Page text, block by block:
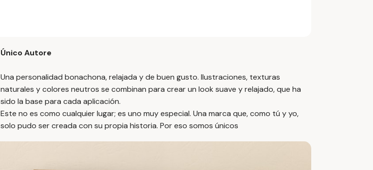
Único Autore
Una personalidad bonachona, relajada y de buen gusto. Ilustraciones, texturas
naturales y colores neutros se combinan para crear un look suave y relajado, que ha
sido la base para cada aplicación.
Este no es como cualquier lugar; es uno muy especial. Una marca que, como tú y yo,
solo pudo ser creada con su propia historia. Por eso somos únicos